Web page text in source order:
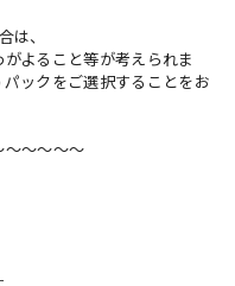
は、
よること等が考えられま
ックをご選択することをお
〜〜〜〜〜